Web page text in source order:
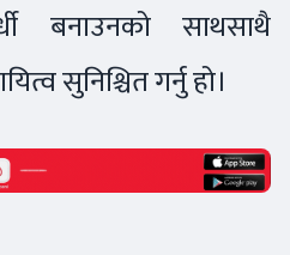
बनाउनको साथसाथै
सुनिश्चित गर्नु हो।